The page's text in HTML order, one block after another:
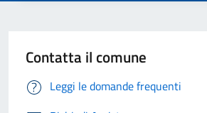
Contatta il comune
Leggi le domande frequenti